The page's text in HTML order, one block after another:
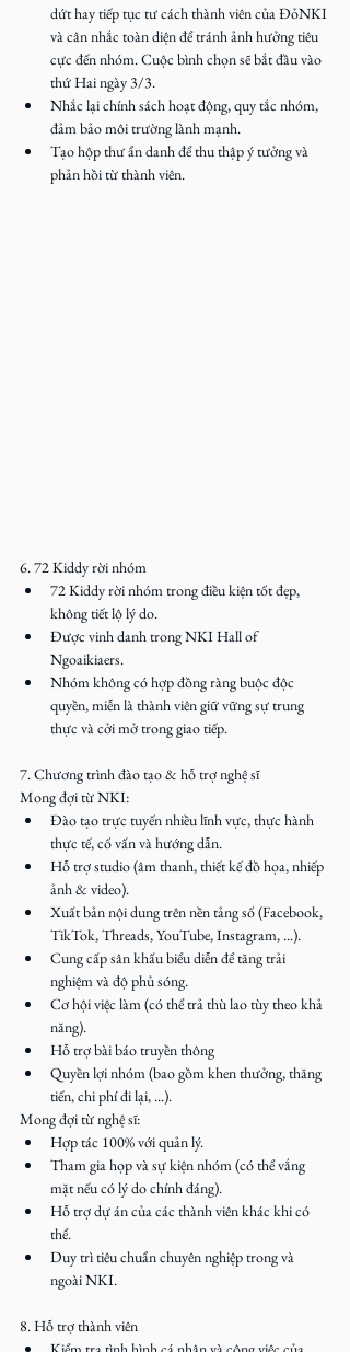
dứt hay tiếp tục tư cách thành viên của ĐỏNKI
và cân nhắc toàn diện để tránh ảnh hưởng tiêu
cực đến nhóm. Cuộc bình chọn sẽ bắt đầu vào
thứ Hai ngày 3/3.
Nhắc lại chính sách hoạt động, quy tắc nhóm,
đảm bảo môi trường lành mạnh.
Tạo hộp thư ẩn danh để thu thập ý tưởng và
phản hồi từ thành viên.
6. 72 Kiddy rời nhóm
72 Kiddy rời nhóm trong điều kiện tốt đẹp,
không tiết lộ lý do.
Được vinh danh trong NKI Hall of
Ngoaikiaers.
Nhóm không có hợp đồng ràng buộc độc
quyền, miễn là thành viên giữ vững sự trung
thực và cởi mở trong giao tiếp.
7. Chương trình đào tạo & hỗ trợ nghệ sĩ
Mong đợi từ NKI:
Đào tạo trực tuyến nhiều lĩnh vực, thực hành
thực tế, cố vấn và hướng dẫn.
Hỗ trợ studio (âm thanh, thiết kế đồ họa, nhiếp
ảnh & video).
Xuất bản nội dung trên nền tảng số (Facebook,
TikTok, Threads, YouTube, Instagram, ...).
Cung cấp sân khấu biểu diễn để tăng trải
nghiệm và độ phủ sóng.
Cơ hội việc làm (có thể trả thù lao tùy theo khả
năng).
Hỗ trợ bài báo truyền thông
Quyền lợi nhóm (bao gồm khen thưởng, thăng
tiến, chi phí đi lại, ...).
Mong đợi từ nghệ sĩ:
Hợp tác 100% với quản lý.
Tham gia họp và sự kiện nhóm (có thể vắng
mặt nếu có lý do chính đáng).
Hỗ trợ dự án của các thành viên khác khi có
thể.
Duy trì tiêu chuẩn chuyên nghiệp trong và
ngoài NKI.
8. Hỗ trợ thành viên